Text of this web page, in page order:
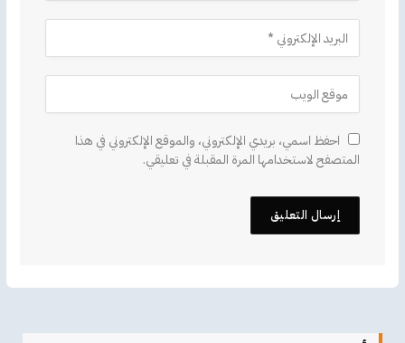
احفظ اسمي، بريدي الإلكتروني، والموقع الإلكتروني في هذا
المتصفح لاستخدامها المرة المقبلة في تعليقي.